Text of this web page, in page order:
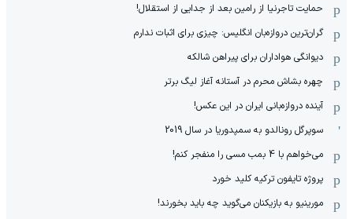
حمایت تاجرنیا از رامین بعد از جدایی از استقلال!
گران‌ترین دروازه‌بان انگلیس: چیزی برای اثبات ندارم
دیوانگی هواداران برای پیراهن شالکه
چهره بشاش محرم در آستانه آغاز لیگ برتر
آینده دروازه‌بانی ایران در این عکس!
سوپرگل رونالدو به سمپدوریا در سال 2019
می‌خواهم با 4 بمب مسی را منفجر کنم!
پروژه تایفون ترکیه کلید خورد
مورینیو به بازیکنان می‌گوید چه باید بخورند!